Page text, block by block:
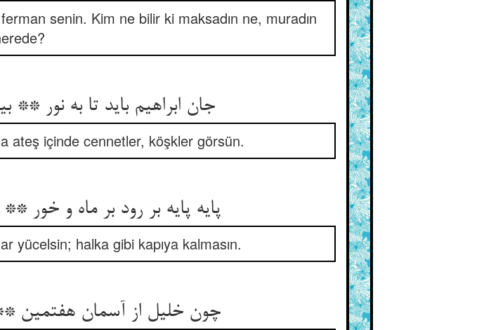
senin. Kim ne bilir ki maksadın ne, muradın
جان ابراهیم باید تا به نور **
ateş içinde cennetler, köşkler görsün.
پایه پایه بر رود بر ماه و خور
yücelsin; halka gibi kapıya kalmasın.
چون خلیل از آسمان هفتمین **